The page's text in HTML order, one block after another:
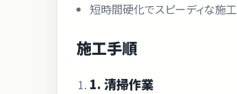
短時間硬化でスピーディな施工
施工手順
1. 清掃作業